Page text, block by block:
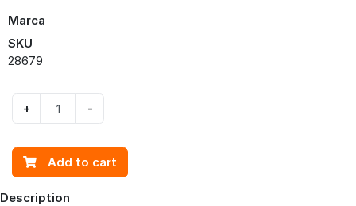
Marca
SKU
28679
+ -
Add to cart
Description